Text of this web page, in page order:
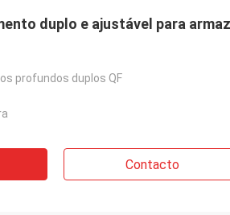
duplo e ajustável para
profundos duplos QF
Contacto